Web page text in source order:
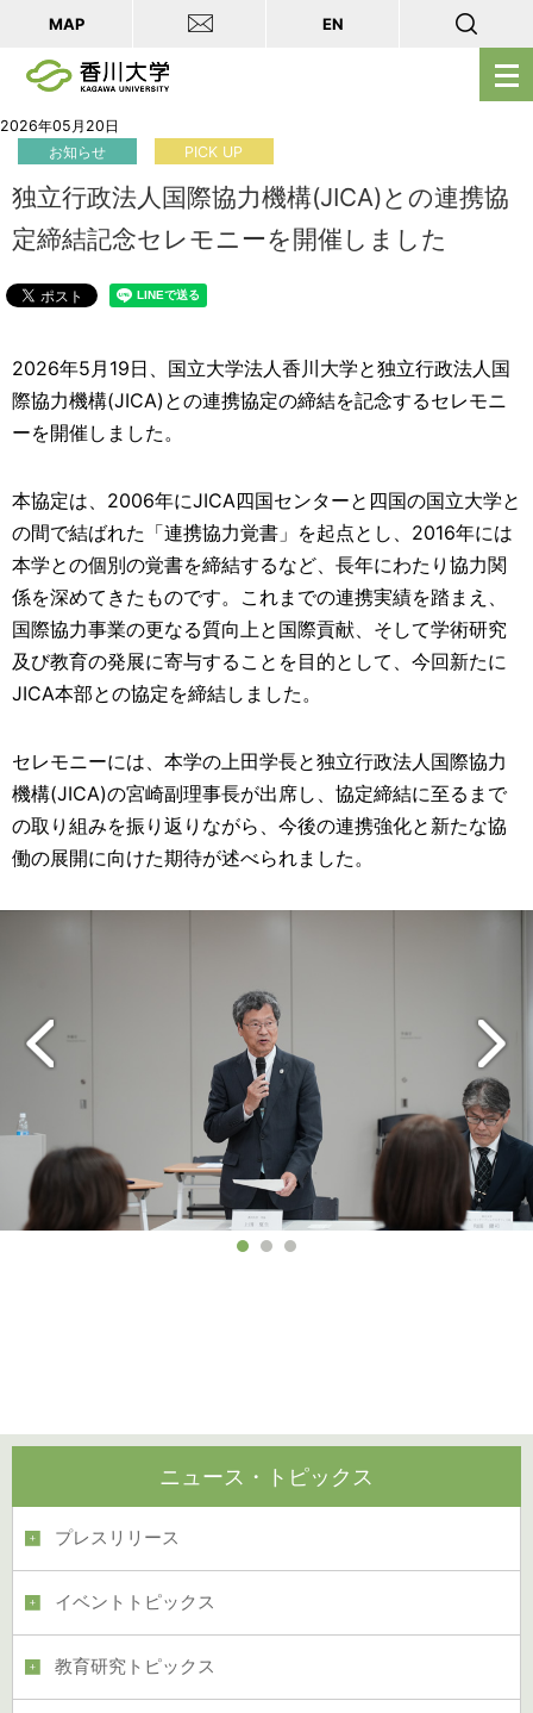
メ
ニ
を
MAP EN
2026年05月20日
お知らせ
PICK UP
独立行政法人国際協力機構(JICA)との連携協
定締結記念セレモニーを開催しました
2026年5月19日、国立大学法人香川大学と独立行政法人国
際協力機構(JICA)との連携協定の締結を記念するセレモニ
ーを開催しました。
本協定は、2006年にJICA四国センターと四国の国立大学と
の間で結ばれた「連携協力覚書」を起点とし、2016年には
本学との個別の覚書を締結するなど、長年にわたり協力関
係を深めてきたものです。これまでの連携実績を踏まえ、
国際協力事業の更なる質向上と国際貢献、そして学術研究
及び教育の発展に寄与することを目的として、今回新たに
JICA本部との協定を締結しました。
セレモニーには、本学の上田学長と独立行政法人国際協力
機構(JICA)の宮崎副理事長が出席し、協定締結に至るまで
の取り組みを振り返りながら、今後の連携強化と新たな協
働の展開に向けた期待が述べられました。
ニュース・トピックス
プレスリリース
イベントトピックス
教育研究トピックス